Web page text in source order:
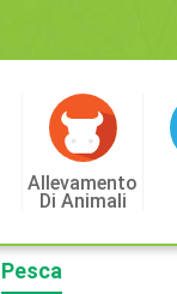
Allevamento
Di Animali
Pesca